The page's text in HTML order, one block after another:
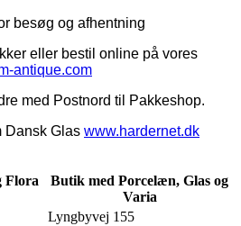
besøg og afhentning
eller bestil online på vores
antique.com
med Postnord til Pakkeshop.
Dansk Glas www.hardernet.dk
Flora
Butik med Porcelæn, Glas og
Varia
Lyngbyvej 155